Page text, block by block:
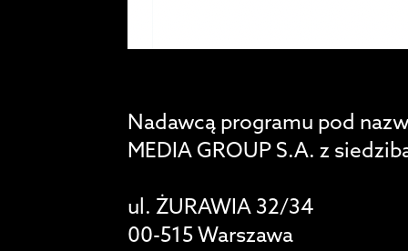
Nadawcą programu pod
MEDIA GROUP S.A. z
ul. ŻURAWIA 32/34
00-515 Warszawa